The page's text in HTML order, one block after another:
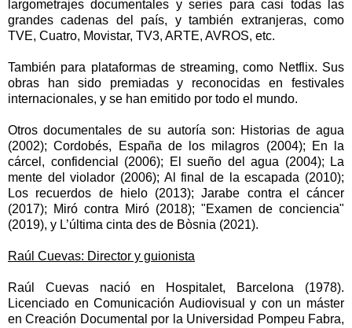
largometrajes documentales y series para casi todas las
grandes cadenas del país, y también extranjeras, como
TVE, Cuatro, Movistar, TV3, ARTE, AVROS, etc.
También para plataformas de streaming, como Netflix. Sus
obras han sido premiadas y reconocidas en festivales
internacionales, y se han emitido por todo el mundo.
Otros documentales de su autoría son: Historias de agua
(2002); Cordobés, España de los milagros (2004); En la
cárcel, confidencial (2006); El sueño del agua (2004); La
mente del violador (2006); Al final de la escapada (2010);
Los recuerdos de hielo (2013); Jarabe contra el cáncer
(2017); Miró contra Miró (2018); "Examen de conciencia"
(2019), y L’última cinta des de Bòsnia (2021).
Raúl Cuevas: Director y guionista
Raúl Cuevas nació en Hospitalet, Barcelona (1978).
Licenciado en Comunicación Audiovisual y con un máster
en Creación Documental por la Universidad Pompeu Fabra,